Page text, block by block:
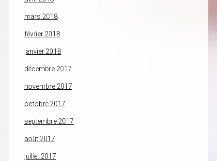
mars 2018
février 2018
janvier 2018
décembre 2017
novembre 2017
octobre 2017
septembre 2017
août 2017
juillet 2017